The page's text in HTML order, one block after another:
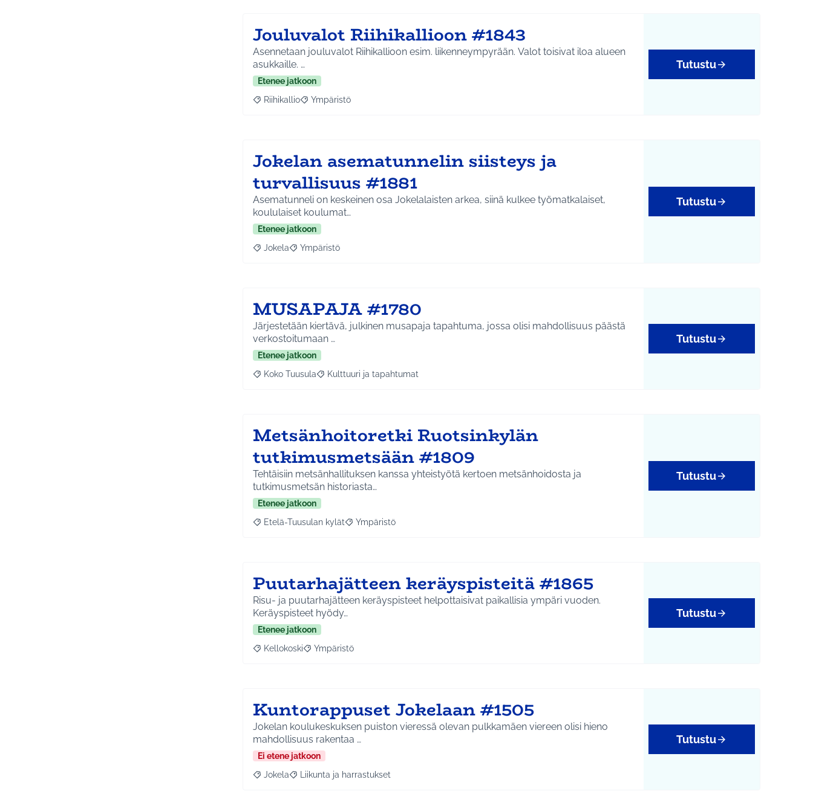
Jouluvalot Riihikallioon #1843
Asennetaan jouluvalot Riihikallioon esim. liikenneympyrään. Valot toisivat iloa alueen
asukkaille. …
Etenee jatkoon
Rajaa tulokset aihepiirin mukaan: Riihikallio
Riihikallio Rajaa tulokset teeman mukaan: Ympäristö
Ympäristö
Tutustu
Jokelan asematunnelin siisteys ja
turvallisuus #1881
Asematunneli on keskeinen osa Jokelalaisten arkea, siinä kulkee työmatkalaiset,
koululaiset koulumat…
Etenee jatkoon
Rajaa tulokset aihepiirin mukaan: Jokela
Jokela Rajaa tulokset teeman mukaan: Ympäristö
Ympäristö
Tutustu
MUSAPAJA #1780
Järjestetään kiertävä, julkinen musapaja tapahtuma, jossa olisi mahdollisuus päästä
verkostoitumaan …
Etenee jatkoon
Rajaa tulokset aihepiirin mukaan: Koko Tuusula
Koko Tuusula Rajaa tulokset teeman mukaan: Kulttuuri ja tapahtumat
Kulttuuri ja tapahtumat
Tutustu
Metsänhoitoretki Ruotsinkylän
tutkimusmetsään #1809
Tehtäisiin metsänhallituksen kanssa yhteistyötä kertoen metsänhoidosta ja
tutkimusmetsän historiasta…
Etenee jatkoon
Rajaa tulokset aihepiirin mukaan: Etelä-Tuusulan kylät
Etelä-Tuusulan kylät Rajaa tulokset teeman mukaan: Ympäristö
Ympäristö
Tutustu
Puutarhajätteen keräyspisteitä #1865
Risu- ja puutarhajätteen keräyspisteet helpottaisivat paikallisia ympäri vuoden.
Keräyspisteet hyödy…
Etenee jatkoon
Rajaa tulokset aihepiirin mukaan: Kellokoski
Kellokoski Rajaa tulokset teeman mukaan: Ympäristö
Ympäristö
Tutustu
Kuntorappuset Jokelaan #1505
Jokelan koulukeskuksen puiston vieressä olevan pulkkamäen viereen olisi hieno
mahdollisuus rakentaa …
Ei etene jatkoon
Rajaa tulokset aihepiirin mukaan: Jokela
Jokela Rajaa tulokset teeman mukaan: Liikunta ja harrastukset
Liikunta ja harrastukset
Tutustu